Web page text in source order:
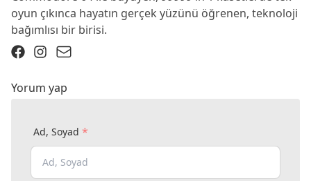
oyun çıkınca hayatın gerçek yüzünü öğrenen, teknoloji
bağımlısı bir birisi.
Yorum yap
Ad, Soyad *